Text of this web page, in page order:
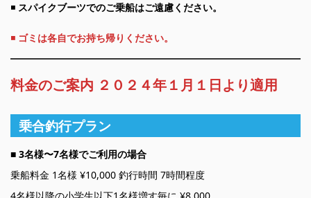
◾️ スパイクブーツでのご乗船はご遠慮ください。
◾️ ゴミは各自でお持ち帰りください。
料金のご案内 ２０２４年１月１日より適用
乗合釣行プラン
■ 3名様〜7名様でご利用の場合
乗船料金 1名様 ¥10,000 釣行時間 7時間程度